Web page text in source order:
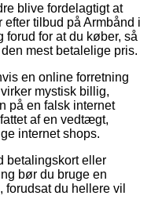
blive fordelagtigt at
tilbud på Armbånd i
forud for at du køber, så
mest betalelige pris.
en online forretning
mystisk billig,
på en falsk internet
af en vedtægt,
internet shops.
betalingskort eller
bør du bruge en
du hellere vil